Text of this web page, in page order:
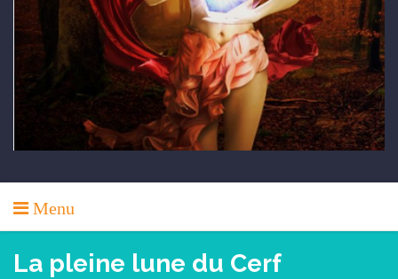
Menu
La pleine lune du Cerf